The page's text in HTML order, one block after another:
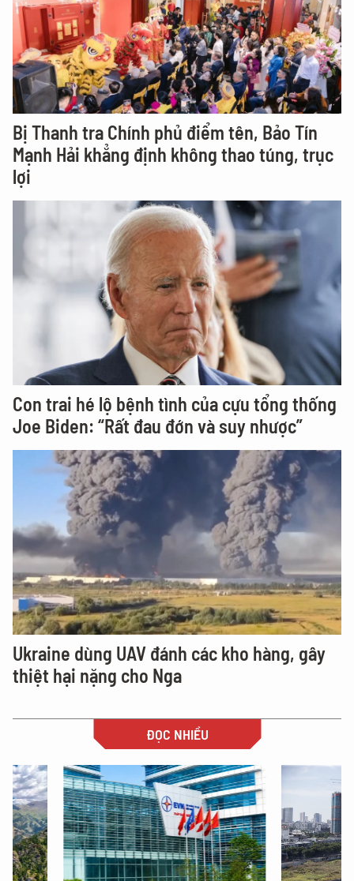
Bị Thanh tra Chính phủ điểm tên, Bảo Tín
Mạnh Hải khẳng định không thao túng, trục
lợi
Con trai hé lộ bệnh tình của cựu tổng thống
Joe Biden: “Rất đau đớn và suy nhược”
Ukraine dùng UAV đánh các kho hàng, gây
thiệt hại nặng cho Nga
ĐỌC NHIỀU